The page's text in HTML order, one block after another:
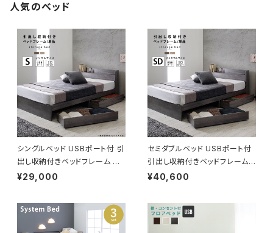
人気のベッド
シングルベッド USBポート付 引
出し収納付きベッドフレーム 収
納ベッド ベッド bed 2色展開
¥29,000
セミダブルベッド USBポート付
引出し収納付きベッドフレーム
収納ベッド ベッド bed 2色展開
¥40,600